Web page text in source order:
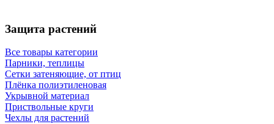
Защита растений
Все товары категории
Парники, теплицы
Сетки затеняющие, от птиц
Плёнка полиэтиленовая
Укрывной материал
Приствольные круги
Чехлы для растений